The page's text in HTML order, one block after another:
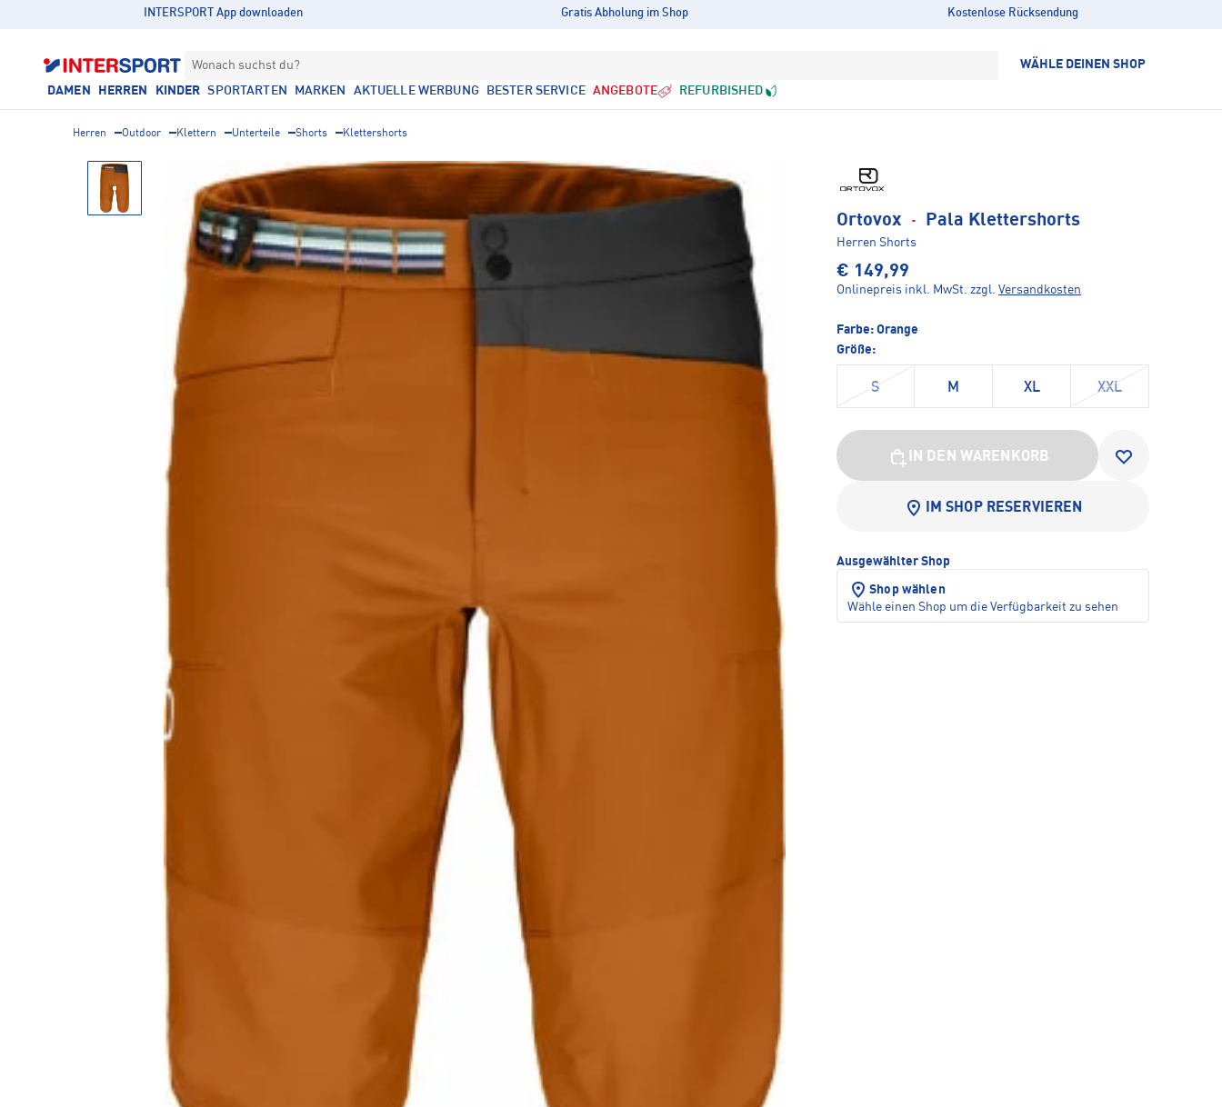
INTERSPORT App downloaden Gratis Abholung im Shop Kostenlose Rücksendung
Wonach suchst du? WÄHLE DEINEN SHOP
DAMEN HERREN KINDER SPORTARTEN MARKEN AKTUELLE WERBUNG BESTER SERVICE ANGEBOTE REFURBISHED
Herren Outdoor Klettern Unterteile Shorts Klettershorts
Ortovox · Pala Klettershorts
Herren Shorts
€ 149,99
Onlinepreis inkl. MwSt. zzgl. Versandkosten
Farbe: Orange
Größe:
S M XL XXL
IN DEN WARENKORB
IM SHOP RESERVIEREN
Ausgewählter Shop
Shop wählen
Wähle einen Shop um die Verfügbarkeit zu sehen